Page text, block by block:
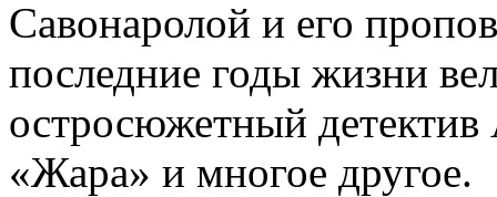
Савонаролой и его
последние годы жизни
остросюжетный детектив
«Жара» и многое другое.